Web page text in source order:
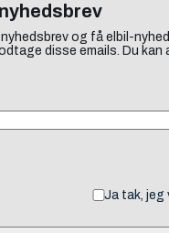
og få elbil-
disse emails. Du kan
Ja tak, jeg